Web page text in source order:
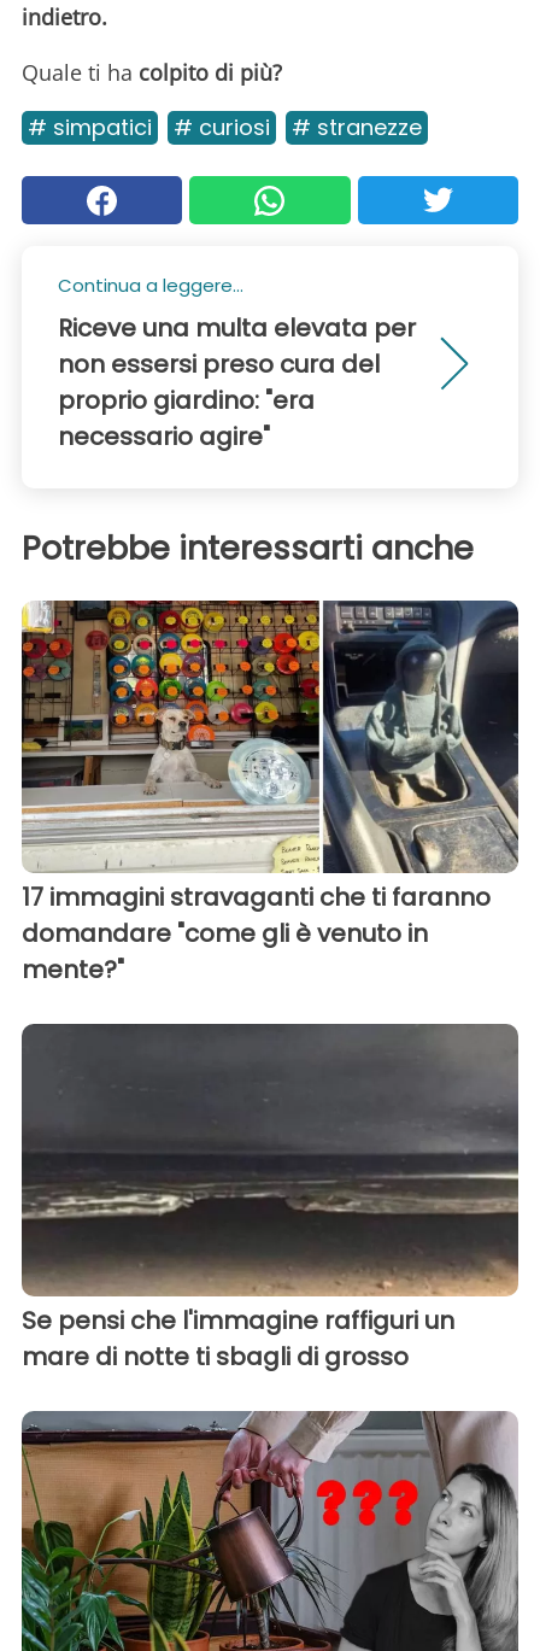
indietro.
Quale ti ha colpito di più?
# simpatici # curiosi # stranezze
Continua a leggere...
Riceve una multa elevata per
non essersi preso cura del
proprio giardino: "era
necessario agire"
Potrebbe interessarti anche
17 immagini stravaganti che ti faranno
domandare "come gli è venuto in
mente?"
Se pensi che l'immagine raffiguri un
mare di notte ti sbagli di grosso